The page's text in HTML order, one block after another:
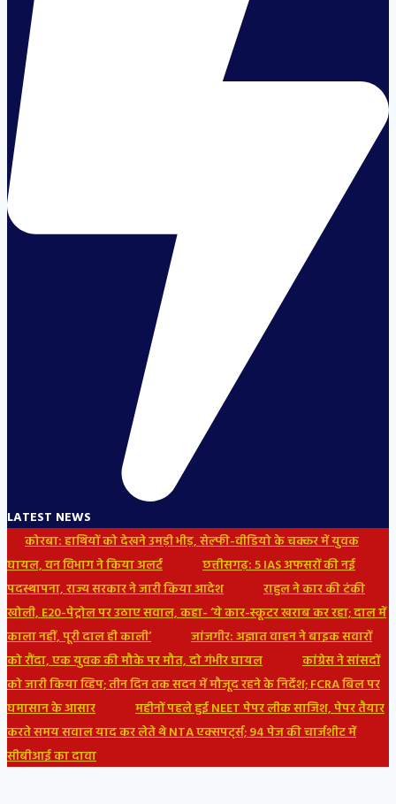
LATEST NEWS
कोरबा: हाथियों को देखने उमड़ी भीड़, सेल्फी-वीडियो के चक्कर में युवक
घायल, वन विभाग ने किया अलर्ट
छत्तीसगढ़: 5 IAS अफसरों की नई
पदस्थापना, राज्य सरकार ने जारी किया आदेश
राहुल ने कार की टंकी
खोली, E20-पेट्रोल पर उठाए सवाल, कहा- ‘ये कार-स्कूटर खराब कर रहा; दाल में
काला नहीं, पूरी दाल ही काली’
जांजगीर: अज्ञात वाहन ने बाइक सवारों
को रौंदा, एक युवक की मौके पर मौत, दो गंभीर घायल
कांग्रेस ने सांसदों
को जारी किया व्हिप; तीन दिन तक सदन में मौजूद रहने के निर्देश; FCRA बिल पर
घमासान के आसार
महीनों पहले हुई NEET पेपर लीक साजिश, पेपर तैयार
करते समय सवाल याद कर लेते थे NTA एक्सपर्ट्स; 94 पेज की चार्जशीट में
सीबीआई का दावा